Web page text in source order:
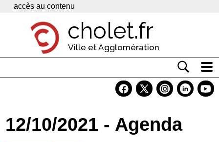
Panneau de gestion des cookies
accès au contenu
cholet.fr
Ville et Agglomération
Economie
12/10/2021 - Agenda